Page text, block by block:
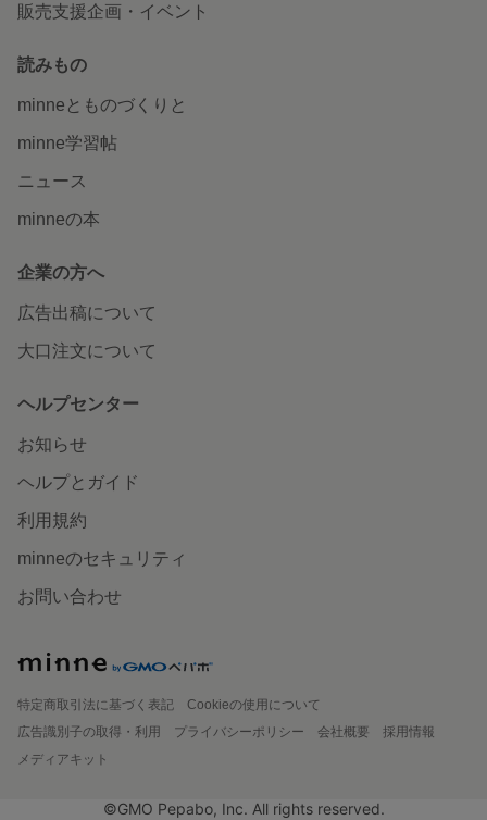
販売支援企画・イベント
読みもの
minneとものづくりと
minne学習帖
ニュース
minneの本
企業の方へ
広告出稿について
大口注文について
ヘルプセンター
お知らせ
ヘルプとガイド
利用規約
minneのセキュリティ
お問い合わせ
特定商取引法に基づく表記
Cookieの使用について
広告識別子の取得・利用
プライバシーポリシー 会社概要
採用情報
メディアキット
©GMO Pepabo, Inc. All rights reserved.